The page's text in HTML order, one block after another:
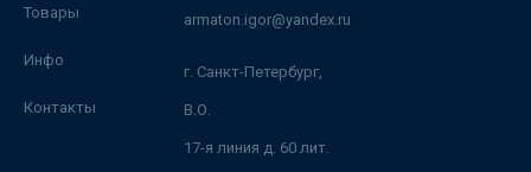
Товары
Инфо
Контакты
armaton.igor@yandex.ru
г. Санкт-Петербург,
В.О.
17-я линия д. 60 лит.